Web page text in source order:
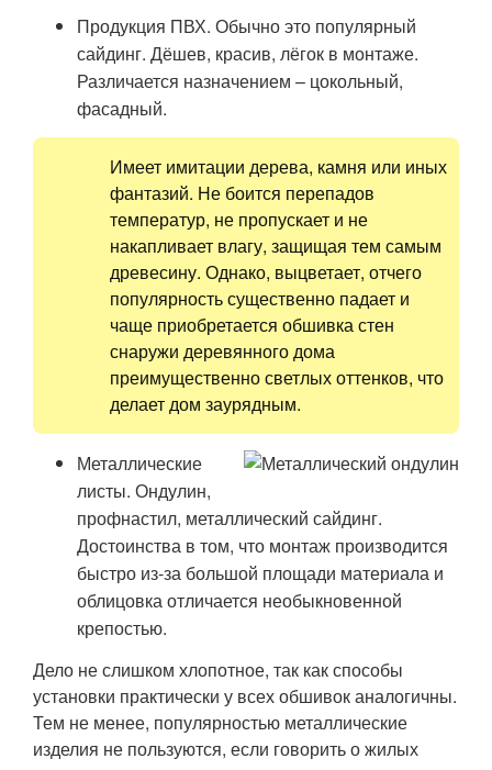
Продукция ПВХ. Обычно это популярный
сайдинг. Дёшев, красив, лёгок в монтаже.
Различается назначением – цокольный,
фасадный.
Имеет имитации дерева, камня или иных
фантазий. Не боится перепадов
температур, не пропускает и не
накапливает влагу, защищая тем самым
древесину. Однако, выцветает, отчего
популярность существенно падает и
чаще приобретается обшивка стен
снаружи деревянного дома
преимущественно светлых оттенков, что
делает дом заурядным.
Металлические
листы. Ондулин,
профнастил, металлический сайдинг.
Достоинства в том, что монтаж производится
быстро из-за большой площади материала и
облицовка отличается необыкновенной
крепостью.
Дело не слишком хлопотное, так как способы
установки практически у всех обшивок аналогичны.
Тем не менее, популярностью металлические
изделия не пользуются, если говорить о жилых